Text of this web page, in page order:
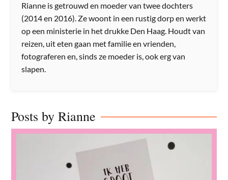
Rianne is getrouwd en moeder van twee dochters
(2014 en 2016). Ze woont in een rustig dorp en werkt
op een ministerie in het drukke Den Haag. Houdt van
reizen, uit eten gaan met familie en vrienden,
fotograferen en, sinds ze moeder is, ook erg van
slapen.
Posts by Rianne